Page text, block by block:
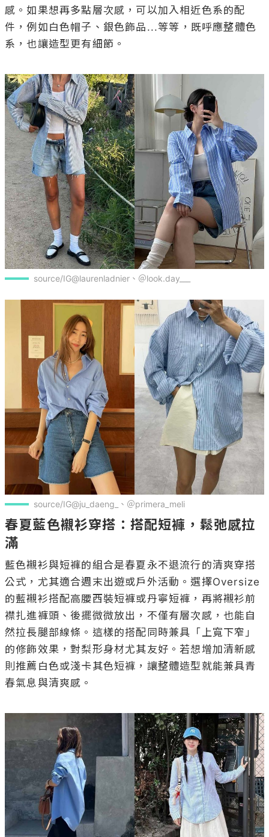
感。如果想再多點層次感，可以加入相近色系的配
件，例如白色帽子、銀色飾品...等等，既呼應整體色
系，也讓造型更有細節。
source/IG@laurenladnier、＠look.day___
source/IG@ju_daeng_、＠primera_meli
春夏藍色襯衫穿搭：搭配短褲，鬆弛感拉
滿
藍色襯衫與短褲的組合是春夏永不退流行的清爽穿搭
公式，尤其適合週末出遊或戶外活動。選擇Oversize
的藍襯衫搭配高腰西裝短褲或丹寧短褲，再將襯衫前
襟扎進褲頭、後擺微微放出，不僅有層次感，也能自
然拉長腿部線條。這樣的搭配同時兼具「上寬下窄」
的修飾效果，對梨形身材尤其友好。若想增加清新感
則推薦白色或淺卡其色短褲，讓整體造型就能兼具青
春氣息與清爽感。